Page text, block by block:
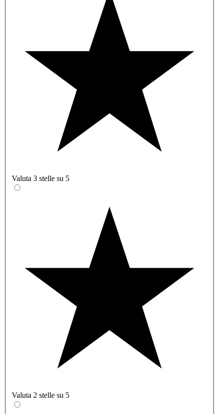
Valuta 3 stelle su 5
Valuta 2 stelle su 5